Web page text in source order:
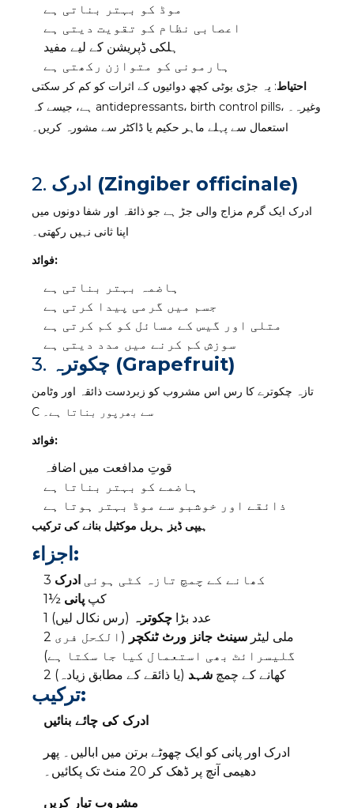
موڈ کو بہتر بناتی ہے
اعصابی نظام کو تقویت دیتی ہے
ہلکی ڈپریشن کے لیے مفید
ہارمونی کو متوازن رکھتی ہے
احتیاط: یہ جڑی بوٹی کچھ دوائیوں کے اثرات کو کم کر سکتی
ہے، جیسے کہ antidepressants، birth control pills، وغیرہ۔
استعمال سے پہلے ماہر حکیم یا ڈاکٹر سے مشورہ کریں۔
2. ادرک (Zingiber officinale)
ادرک ایک گرم مزاج والی جڑ ہے جو ذائقہ اور شفا دونوں میں
اپنا ثانی نہیں رکھتی۔
فوائد:
ہاضمہ بہتر بناتی ہے
جسم میں گرمی پیدا کرتی ہے
متلی اور گیس کے مسائل کو کم کرتی ہے
سوزش کم کرنے میں مدد دیتی ہے
3. چکوترہ (Grapefruit)
تازہ چکوترے کا رس اس مشروب کو زبردست ذائقہ اور وٹامن
C سے بھرپور بناتا ہے۔
فوائد:
قوتِ مدافعت میں اضافہ
ہاضمے کو بہتر بناتا ہے
ذائقے اور خوشبو سے موڈ بہتر ہوتا ہے
ہیپی ڈیز ہربل موکٹیل بنانے کی ترکیب
اجزاء:
3 کھانے کے چمچ تازہ کٹی ہوئی ادرک
1½ کپ پانی
1 عدد بڑا چکوترہ (رس نکال لیں)
2 ملی لیٹر سینٹ جانز ورٹ ٹنکچر (الکحل فری
گلیسرائٹ بھی استعمال کیا جا سکتا ہے)
2 کھانے کے چمچ شہد (یا ذائقے کے مطابق زیادہ)
ترکیب:
ادرک کی چائے بنائیں
ادرک اور پانی کو ایک چھوٹے برتن میں ابالیں۔ پھر
دھیمی آنچ پر ڈھک کر 20 منٹ تک پکائیں۔
مشروب تیار کریں